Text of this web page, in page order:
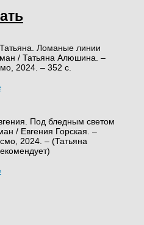
Ломаные линии
/ Татьяна Алюшина. –
2024. – 352 с.
Под бледным светом
/ Евгения Горская. –
2024. – (Татьяна